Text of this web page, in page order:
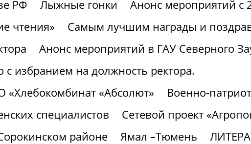
РФ
Лыжные гонки
Анонс мероприятий с
чтения»
Самым лучшим награды и
Анонс мероприятий в ГАУ Северного
избранием на должность ректора.
«Абсолют»
Военно-
специалистов
Сетевой проект
районе
Ямал –Тюмень